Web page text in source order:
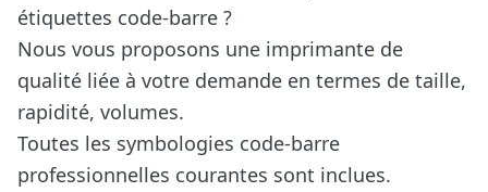
étiquettes code-barre ?
Nous vous proposons une imprimante de
qualité liée à votre demande en termes de taille,
rapidité, volumes.
Toutes les symbologies code-barre
professionnelles courantes sont inclues.